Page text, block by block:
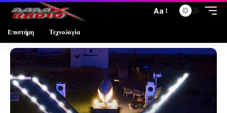
Aa
Επιστήμη Τεχνολογία